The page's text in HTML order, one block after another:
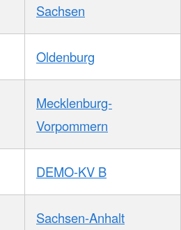
Sachsen
Oldenburg
Mecklenburg-
Vorpommern
DEMO-KV B
Sachsen-Anhalt